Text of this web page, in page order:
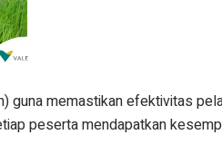
guna memastikan efektivitas
peserta mendapatkan